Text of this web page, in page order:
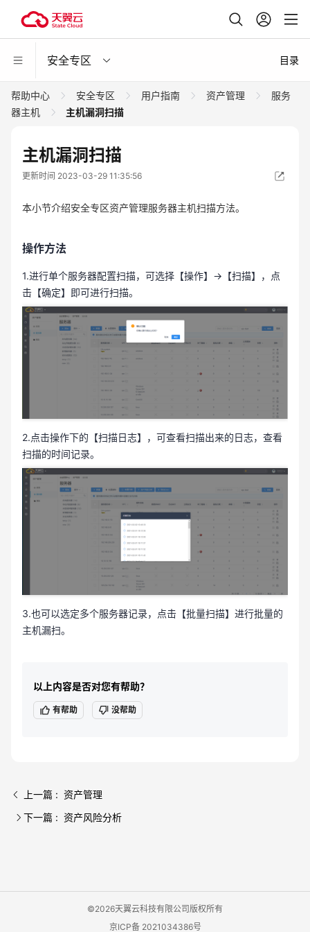
安全专区 目录
帮助中心 安全专区 用户指南 资产管理
服务
器主机
主机漏洞扫描
主机漏洞扫描
更新时间 2023-03-29 11:35:56
本小节介绍安全专区资产管理服务器主机扫描方法。
操作方法
1.进行单个服务器配置扫描，可选择【操作】→【扫描】，点
击【确定】即可进行扫描。
2.点击操作下的【扫描日志】，可查看扫描出来的日志，查看
扫描的时间记录。
3.也可以选定多个服务器记录，点击【批量扫描】进行批量的
主机漏扫。
以上内容是否对您有帮助？
有帮助 没帮助
上一篇 : 资产管理
下一篇 : 资产风险分析
©2026天翼云科技有限公司版权所有
京ICP备 2021034386号